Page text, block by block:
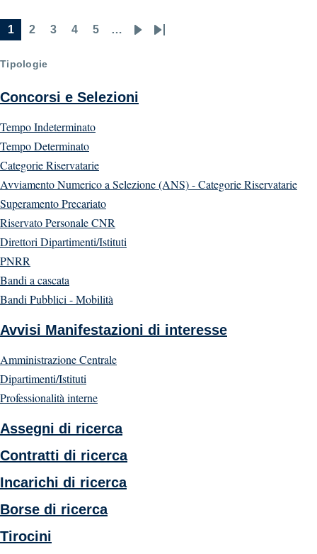
Pagination
Current
page
1 2 3 4 5 …
Next Last
Tipologie
Concorsi e Selezioni
Tempo Indeterminato
Tempo Determinato
Categorie Riservatarie
Avviamento Numerico a Selezione (ANS) - Categorie Riservatarie
Superamento Precariato
Riservato Personale CNR
Direttori Dipartimenti/Istituti
PNRR
Bandi a cascata
Bandi Pubblici - Mobilità
Avvisi Manifestazioni di interesse
Amministrazione Centrale
Dipartimenti/Istituti
Professionalità interne
Assegni di ricerca
Contratti di ricerca
Incarichi di ricerca
Borse di ricerca
Tirocini